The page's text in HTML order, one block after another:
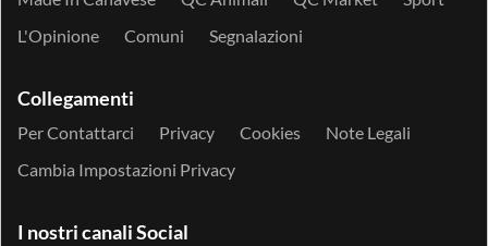
L'Opinione
Comuni Segnalazioni
Collegamenti
Per Contattarci Privacy Cookies
Note Legali
Cambia Impostazioni Privacy
I nostri canali Social